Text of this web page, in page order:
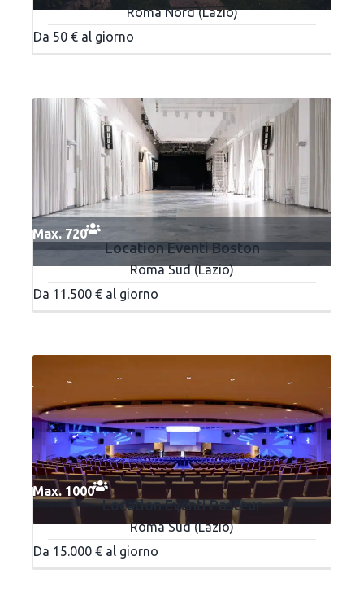
Roma Nord (Lazio)
Da 50 € al giorno
Max. 720
Location Eventi Boston
Roma Sud (Lazio)
Da 11.500 € al giorno
Max. 1000
Location Eventi Pasteur
Roma Sud (Lazio)
Da 15.000 € al giorno